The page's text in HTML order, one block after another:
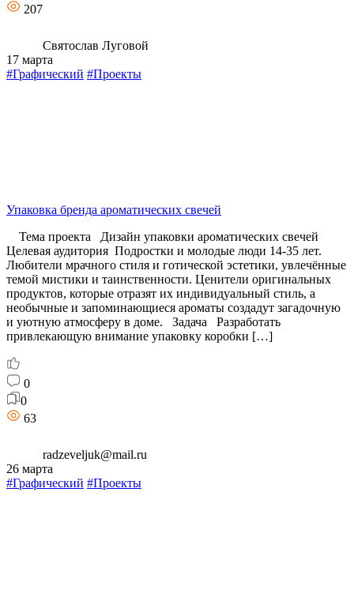
207
Святослав Луговой
17 марта
#Графический #Проекты
Упаковка бренда ароматических свечей
Тема проекта Дизайн упаковки ароматических свечей
Целевая аудитория Подростки и молодые люди 14-35 лет.
Любители мрачного стиля и готической эстетики, увлечённые
темой мистики и таинственности. Ценители оригинальных
продуктов, которые отразят их индивидуальный стиль, а
необычные и запоминающиеся ароматы создадут загадочную
и уютную атмосферу в доме. Задача Разработать
привлекающую внимание упаковку коробки […]
0
0
63
radzeveljuk@mail.ru
26 марта
#Графический #Проекты